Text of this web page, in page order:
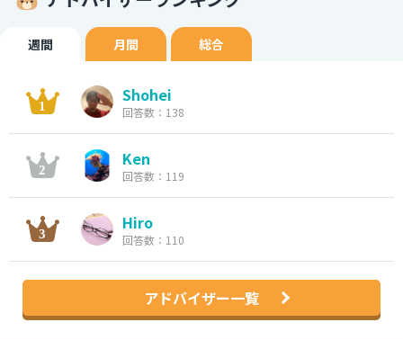
週間 月間 総合
Shohei
回答数：138
Ken
回答数：119
Hiro
回答数：110
アドバイザー一覧